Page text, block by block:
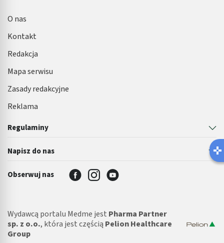
Regulaminy
Napisz do nas
O nas
Kontakt
Redakcja
Mapa serwisu
Zasady redakcyjne
Reklama
Obserwuj nas
Wydawcą portalu Medme jest Pharma Partner
sp. z o.o., która jest częścią Pelion Healthcare
Group